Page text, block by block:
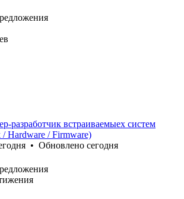
разработчик встраиваемыех систем
Hardware / Firmware)
• Обновлено сегодня